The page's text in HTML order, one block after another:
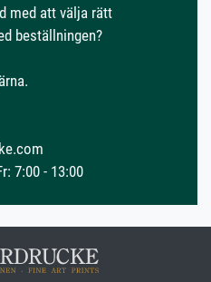
med att välja rätt
beställningen?
7:00 - 13:00